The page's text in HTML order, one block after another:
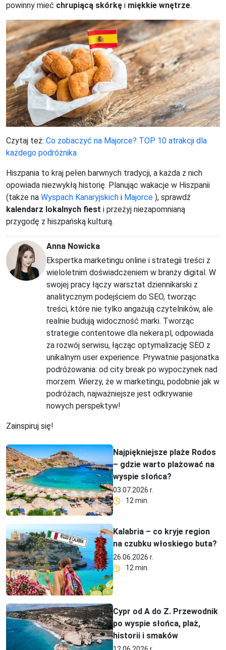
powinny mieć chrupiącą skórkę i miękkie wnętrze.
Czytaj też: Co zobaczyć na Majorce? TOP 10 atrakcji dla
każdego podróżnika
Hiszpania to kraj pełen barwnych tradycji, a każda z nich
opowiada niezwykłą historię. Planując wakacje w Hiszpanii
(także na Wyspach Kanaryjskich i Majorce ), sprawdź
kalendarz lokalnych fiest i przeżyj niezapomnianą
przygodę z hiszpańską kulturą.
Anna Nowicka
Ekspertka marketingu online i strategii treści z
wieloletnim doświadczeniem w branży digital. W
swojej pracy łączy warsztat dziennikarski z
analitycznym podejściem do SEO, tworząc
treści, które nie tylko angażują czytelników, ale
realnie budują widoczność marki. Tworząc
strategie contentowe dla nekera.pl, odpowiada
za rozwój serwisu, łącząc optymalizację SEO z
unikalnym user experience. Prywatnie pasjonatka
podróżowania: od city break po wypoczynek nad
morzem. Wierzy, że w marketingu, podobnie jak w
podróżach, najważniejsze jest odkrywanie
nowych perspektyw!
Zainspiruj się!
Najpiękniejsze plaże Rodos
– gdzie warto plażować na
wyspie słońca?
03.07.2026 r.
12 min.
Kalabria – co kryje region
na czubku włoskiego buta?
26.06.2026 r.
12 min.
Cypr od A do Z. Przewodnik
po wyspie słońca, plaż,
historii i smaków